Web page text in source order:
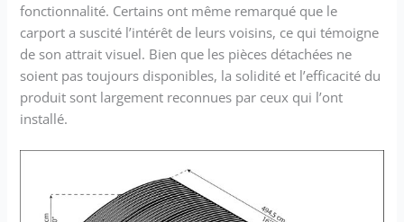
fonctionnalité. Certains ont même remarqué que le
carport a suscité l’intérêt de leurs voisins, ce qui témoigne
de son attrait visuel. Bien que les pièces détachées ne
soient pas toujours disponibles, la solidité et l’efficacité du
produit sont largement reconnues par ceux qui l’ont
installé.